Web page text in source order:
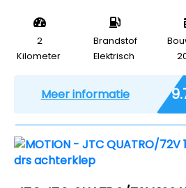
2
Kilometer
Brandstof
Elektrisch
Meer informatie €